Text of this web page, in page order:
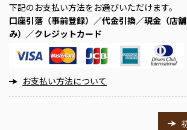
下記のお支払い方法をお選びいただけます。
口座引落（事前登録）／代金引換／現金（店
み）／クレジットカード
お支払い方法について